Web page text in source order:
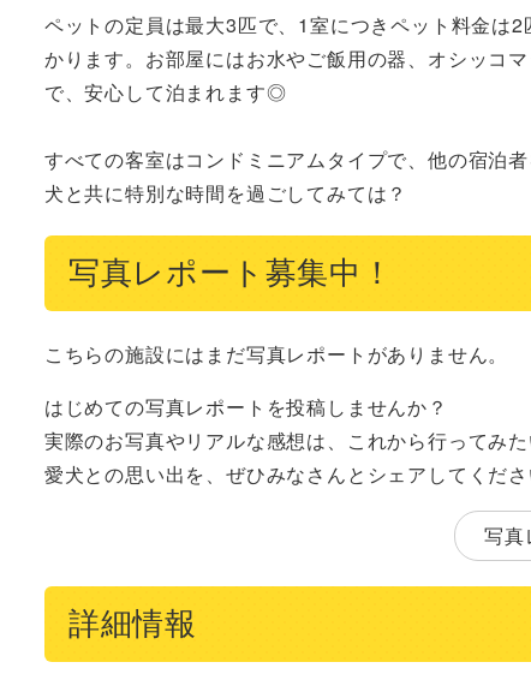
ペットの定員は最大3匹で、1室につきペット料金は
かります。お部屋にはお水やご飯用の器、オシッコ
で、安心して泊まれます◎
すべての客室はコンドミニアムタイプで、他の宿泊
犬と共に特別な時間を過ごしてみては？
写真レポート募集中！
こちらの施設にはまだ写真レポートがありません。
はじめての写真レポートを投稿しませんか？
実際のお写真やリアルな感想は、これから行ってみ
愛犬との思い出を、ぜひみなさんとシェアしてくださ
写真
詳細情報